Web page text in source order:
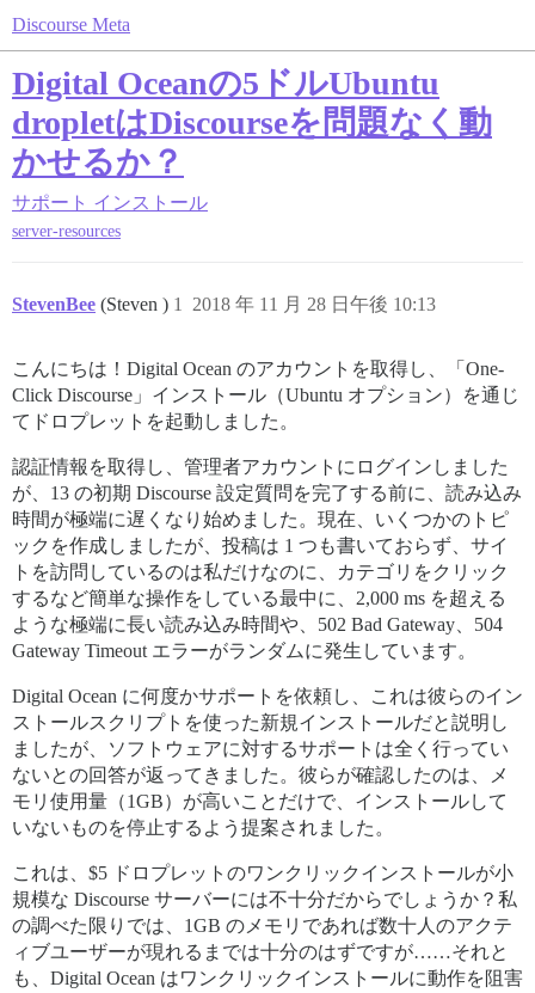
Discourse Meta
Digital Oceanの5ドルUbuntu
dropletはDiscourseを問題なく動
かせるか？
サポート インストール
server-resources
StevenBee (Steven ) 2018 年 11 月 28 日午後 10:13
1
こんにちは！Digital Ocean のアカウントを取得し、「One-
Click Discourse」インストール（Ubuntu オプション）を通じ
てドロプレットを起動しました。
認証情報を取得し、管理者アカウントにログインしました
が、13 の初期 Discourse 設定質問を完了する前に、読み込み
時間が極端に遅くなり始めました。現在、いくつかのトピ
ックを作成しましたが、投稿は 1 つも書いておらず、サイ
トを訪問しているのは私だけなのに、カテゴリをクリック
するなど簡単な操作をしている最中に、2,000 ms を超える
ような極端に長い読み込み時間や、502 Bad Gateway、504
Gateway Timeout エラーがランダムに発生しています。
Digital Ocean に何度かサポートを依頼し、これは彼らのイン
ストールスクリプトを使った新規インストールだと説明し
ましたが、ソフトウェアに対するサポートは全く行ってい
ないとの回答が返ってきました。彼らが確認したのは、メ
モリ使用量（1GB）が高いことだけで、インストールして
いないものを停止するよう提案されました。
これは、$5 ドロプレットのワンクリックインストールが小
規模な Discourse サーバーには不十分だからでしょうか？私
の調べた限りでは、1GB のメモリであれば数十人のアクテ
ィブユーザーが現れるまでは十分のはずですが……それと
も、Digital Ocean はワンクリックインストールに動作を阻害